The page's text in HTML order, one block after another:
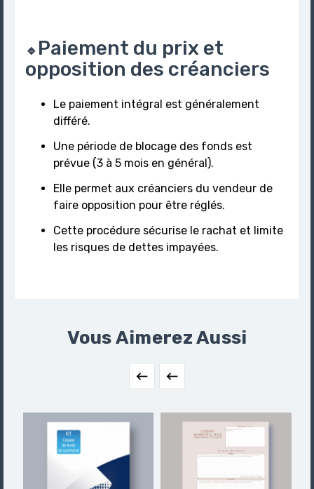
🔹 Paiement du prix et
opposition des créanciers
Le paiement intégral est généralement
différé.
Une période de blocage des fonds est
prévue (3 à 5 mois en général).
Elle permet aux créanciers du vendeur de
faire opposition pour être réglés.
Cette procédure sécurise le rachat et limite
les risques de dettes impayées.
Vous Aimerez Aussi
 